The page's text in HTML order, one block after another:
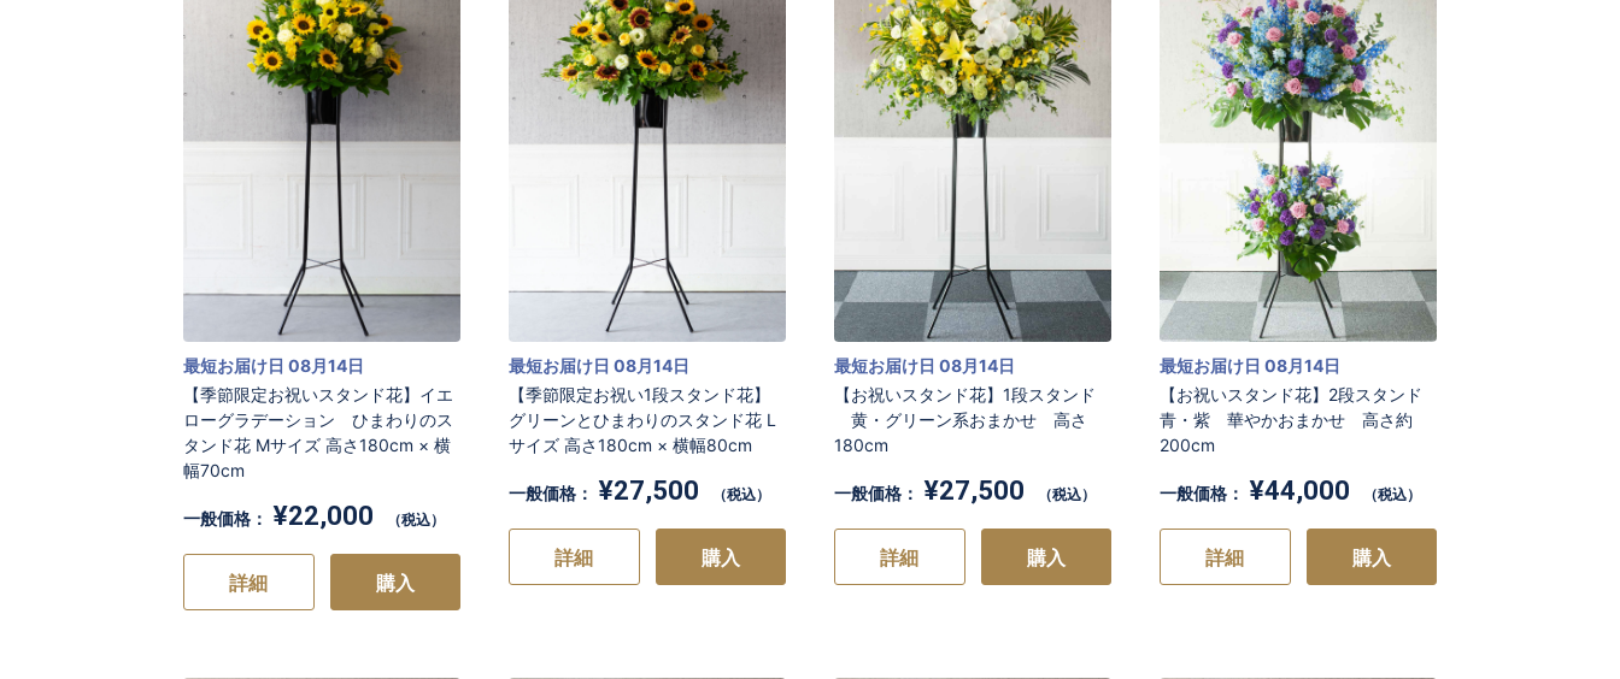
【季節限定お祝いスタンド花】イエ
ローグラデーション ひまわりのス
タンド花 Mサイズ 高さ180cm × 横
幅70cm
最短お届け日 08月14日
一般価格： ¥22,000 （税込）
詳細 購入
【季節限定お祝い1段スタンド花】
グリーンとひまわりのスタンド花 L
サイズ 高さ180cm × 横幅80cm
最短お届け日 08月14日
一般価格： ¥27,500 （税込）
詳細 購入
【お祝いスタンド花】1段スタンド
黄・グリーン系おまかせ 高さ
180cm
最短お届け日 08月14日
一般価格： ¥27,500 （税込）
詳細 購入
【お祝いスタンド花】2段スタンド
青・紫 華やかおまかせ 高さ約
200cm
最短お届け日 08月14日
一般価格： ¥44,000 （税込）
詳細 購入